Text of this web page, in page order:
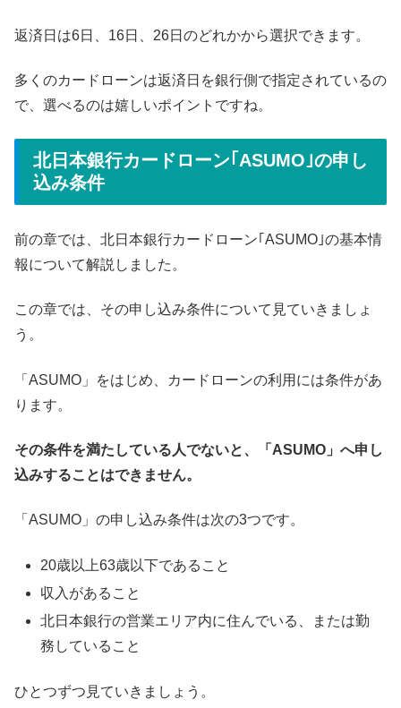
返済日は6日、16日、26日のどれかから選択できます。
多くのカードローンは返済日を銀行側で指定されているの
で、選べるのは嬉しいポイントですね。
北日本銀行カードローン｢ASUMO｣の申し
込み条件
前の章では、北日本銀行カードローン｢ASUMO｣の基本情
報について解説しました。
この章では、その申し込み条件について見ていきましょ
う。
「ASUMO」をはじめ、カードローンの利用には条件があ
ります。
その条件を満たしている人でないと、「ASUMO」へ申し
込みすることはできません。
「ASUMO」の申し込み条件は次の3つです。
20歳以上63歳以下であること
収入があること
北日本銀行の営業エリア内に住んでいる、または勤
務していること
ひとつずつ見ていきましょう。